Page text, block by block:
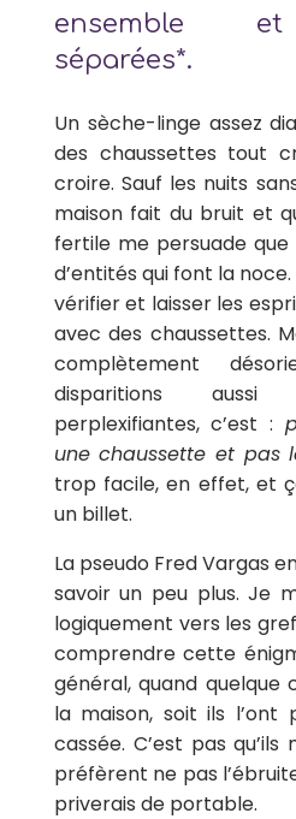
ensemble
séparées*.
Un sèche-linge assez
des chaussettes tout
croire. Sauf les nuits
maison fait du bruit et
fertile me persuade
d’entités qui font la
vérifier et laisser les
avec des chaussettes.
complètement
disparitions aussi
perplexifiantes, c’est :
une chaussette et pas
trop facile, en effet, et
un billet.
La pseudo Fred Vargas
savoir un peu plus. Je
logiquement vers les
comprendre cette
général, quand quelque
la maison, soit ils l’ont
cassée. C’est pas qu’ils
préfèrent ne pas
priverais de portable.